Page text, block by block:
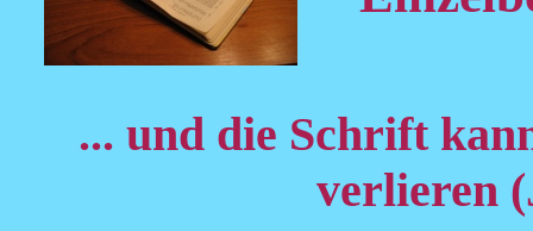
... und die Schrift
verlieren